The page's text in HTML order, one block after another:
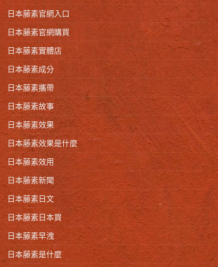
日本藤素官網入口
日本藤素官網購買
日本藤素實體店
日本藤素成分
日本藤素攜帶
日本藤素故事
日本藤素效果
日本藤素效果是什麼
日本藤素效用
日本藤素新聞
日本藤素日文
日本藤素日本買
日本藤素早洩
日本藤素是什麼